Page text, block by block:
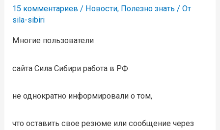
15 комментариев / Новости, Полезно знать / От
sila-sibiri
Многие пользователи
сайта Сила Сибири работа в РФ
не однократно информировали о том,
что оставить свое резюме или сообщение через